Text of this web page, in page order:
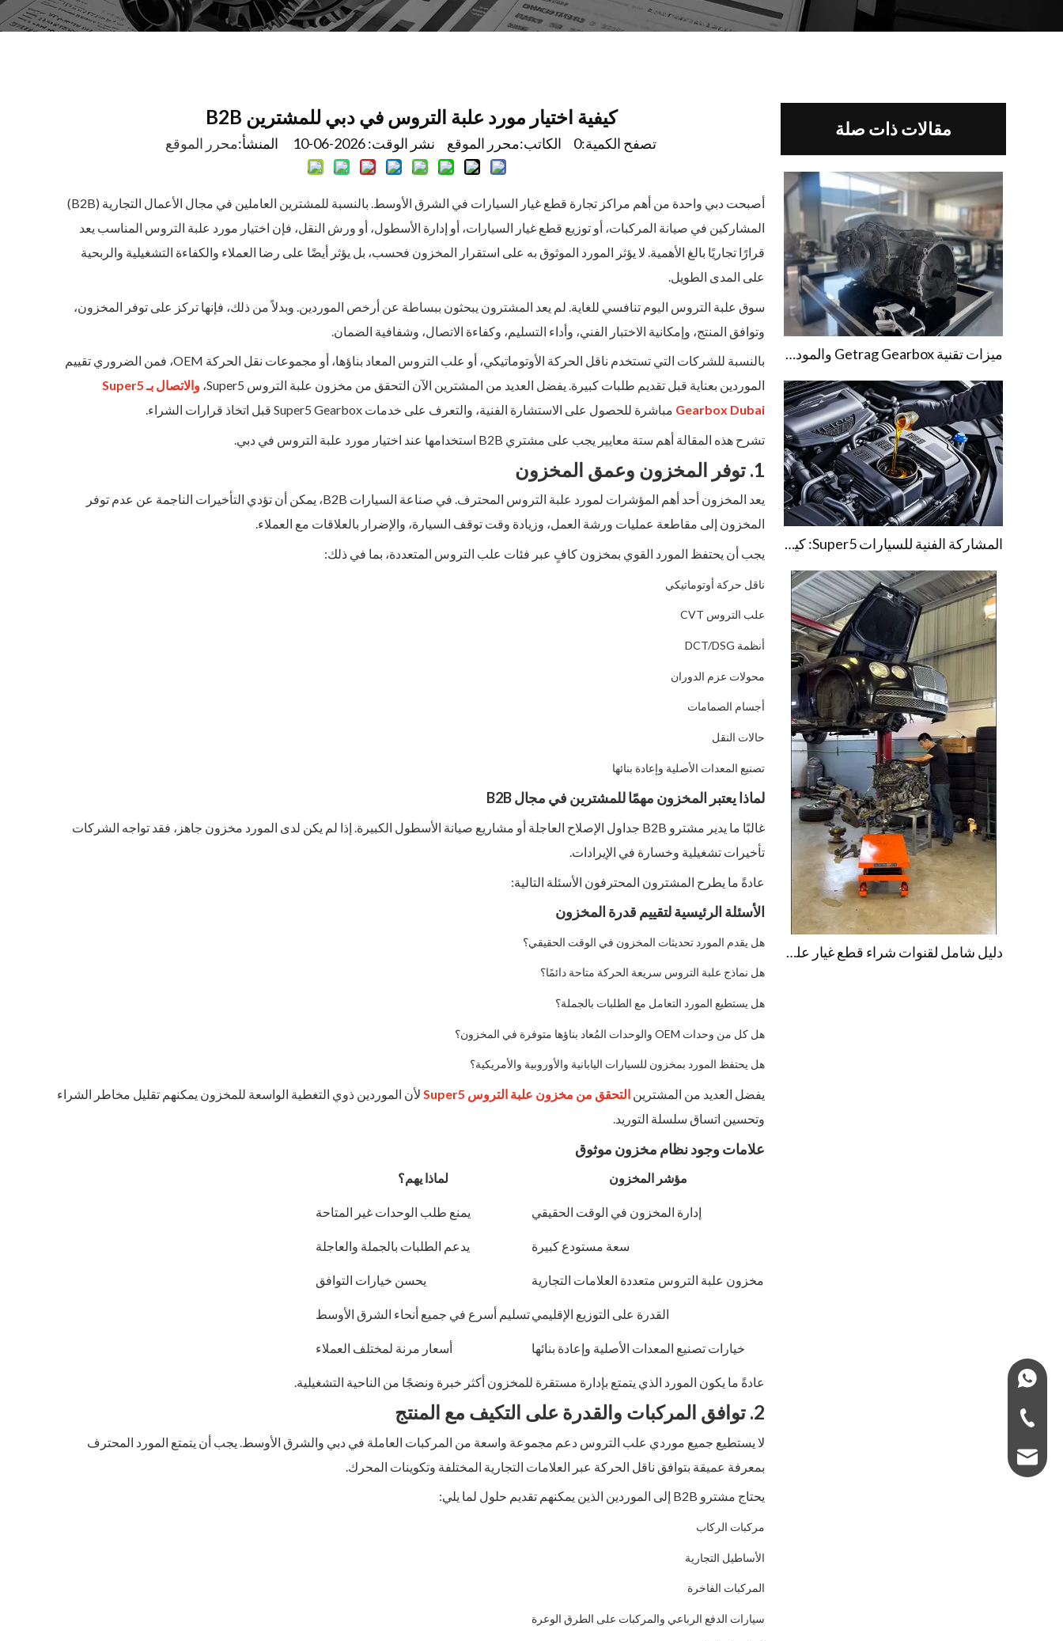
كيفية اختيار مورد علبة التروس في دبي للمشترين B2B
تصفح الكمية:0 الكاتب:محرر الموقع نشر الوقت: 2026-06-10 المنشأ: محرر الموقع
أصبحت دبي واحدة من أهم مراكز تجارة قطع غيار السيارات في الشرق الأوسط. بالنسبة للمشترين العاملين في مجال الأعمال التجارية (B2B)
المشاركين في صيانة المركبات، أو توزيع قطع غيار السيارات، أو إدارة الأسطول، أو ورش النقل، فإن اختيار مورد علبة التروس المناسب يعد
قرارًا تجاريًا بالغ الأهمية. لا يؤثر المورد الموثوق به على استقرار المخزون فحسب، بل يؤثر أيضًا على رضا العملاء والكفاءة التشغيلية والربحية
على المدى الطويل.
سوق علبة التروس اليوم تنافسي للغاية. لم يعد المشترون يبحثون ببساطة عن أرخص الموردين. وبدلاً من ذلك، فإنها تركز على توفر المخزون،
وتوافق المنتج، وإمكانية الاختبار الفني، وأداء التسليم، وكفاءة الاتصال، وشفافية الضمان.
بالنسبة للشركات التي تستخدم ناقل الحركة الأوتوماتيكي، أو علب التروس المعاد بناؤها، أو مجموعات نقل الحركة OEM، فمن الضروري تقييم
الموردين بعناية قبل تقديم طلبات كبيرة. يفضل العديد من المشترين الآن التحقق من مخزون علبة التروس Super5،
والاتصال بـ Super5
Gearbox Dubai مباشرة للحصول على الاستشارة الفنية، والتعرف على خدمات Super5 Gearbox قبل اتخاذ قرارات الشراء.
تشرح هذه المقالة أهم ستة معايير يجب على مشتري B2B استخدامها عند اختيار مورد علبة التروس في دبي.
1. توفر المخزون وعمق المخزون
يعد المخزون أحد أهم المؤشرات لمورد علبة التروس المحترف. في صناعة السيارات B2B، يمكن أن تؤدي التأخيرات الناجمة عن عدم توفر
المخزون إلى مقاطعة عمليات ورشة العمل، وزيادة وقت توقف السيارة، والإضرار بالعلاقات مع العملاء.
يجب أن يحتفظ المورد القوي بمخزون كافٍ عبر فئات علب التروس المتعددة، بما في ذلك:
ناقل حركة أوتوماتيكي
علب التروس CVT
أنظمة DCT/DSG
محولات عزم الدوران
أجسام الصمامات
حالات النقل
تصنيع المعدات الأصلية وإعادة بنائها
لماذا يعتبر المخزون مهمًا للمشترين في مجال B2B
غالبًا ما يدير مشترو B2B جداول الإصلاح العاجلة أو مشاريع صيانة الأسطول الكبيرة. إذا لم يكن لدى المورد مخزون جاهز، فقد تواجه الشركات
تأخيرات تشغيلية وخسارة في الإيرادات.
عادةً ما يطرح المشترون المحترفون الأسئلة التالية:
الأسئلة الرئيسية لتقييم قدرة المخزون
هل يقدم المورد تحديثات المخزون في الوقت الحقيقي؟
هل نماذج علبة التروس سريعة الحركة متاحة دائمًا؟
هل يستطيع المورد التعامل مع الطلبات بالجملة؟
هل كل من وحدات OEM والوحدات المُعاد بناؤها متوفرة في المخزون؟
هل يحتفظ المورد بمخزون للسيارات اليابانية والأوروبية والأمريكية؟
يفضل العديد من المشترين التحقق من مخزون علبة التروس Super5
لأن الموردين ذوي التغطية الواسعة للمخزون يمكنهم تقليل مخاطر الشراء
وتحسين اتساق سلسلة التوريد.
علامات وجود نظام مخزون موثوق
مؤشر المخزون لماذا يهم؟
إدارة المخزون في الوقت الحقيقي يمنع طلب الوحدات غير المتاحة
سعة مستودع كبيرة يدعم الطلبات بالجملة والعاجلة
مخزون علبة التروس متعددة العلامات التجارية يحسن خيارات التوافق
القدرة على التوزيع الإقليميتسليم أسرع في جميع أنحاء الشرق الأوسط
خيارات تصنيع المعدات الأصلية وإعادة بنائها أسعار مرنة لمختلف العملاء
عادةً ما يكون المورد الذي يتمتع بإدارة مستقرة للمخزون أكثر خبرة ونضجًا من الناحية التشغيلية.
2. توافق المركبات والقدرة على التكيف مع المنتج
لا يستطيع جميع موردي علب التروس دعم مجموعة واسعة من المركبات العاملة في دبي والشرق الأوسط. يجب أن يتمتع المورد المحترف
بمعرفة عميقة بتوافق ناقل الحركة عبر العلامات التجارية المختلفة وتكوينات المحرك.
يحتاج مشترو B2B إلى الموردين الذين يمكنهم تقديم حلول لما يلي:
مركبات الركاب
الأساطيل التجارية
المركبات الفاخرة
سيارات الدفع الرباعي والمركبات على الطرق الوعرة
مقالات ذات صلة
ميزات تقنية Getrag Gearbox والموديلات المتوافقة معها في الإمارات العربية المتحدة
المشاركة الفنية للسيارات Super5: كيفية منع أعطال ناقل الحركة للسيارات
دليل شامل لقنوات شراء قطع غيار علبة التروس في دولة الإمارات العربية المتحدة
+966575435555
+966-575435555